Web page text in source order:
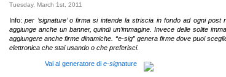
Tuesday, March 1st, 2011
Info:per ’signature’ o firma si intende la striscia in fondo ad ogni post
aggiunge anche un banner, quindi un’immagine. Invece delle solite
aggiungere anche firme dinamiche. “e-sig” genera firme dove puoi
elettronica che stai usando o che preferisci.
Vai al generatore di e-signature